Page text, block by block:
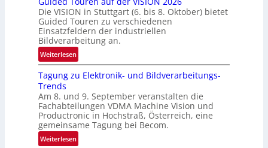
z
t
e
M
ö
g
l
c
h
k
e
i
ü
c
k
k
e
h
e
r
i
n
V
Die VISION in Stuttgart (6. bis 8. Oktober) bietet
Guided Touren zu verschiedenen
Einsatzfeldern der industriellen
Bildverarbeitung an.
Weiterlesen:
G
u
d
e
d
T
o
Tagung zu Elektronik- und Bildverarbeitungs-
Trends
Am 8. und 9. September veranstalten die
Fachabteilungen VDMA Machine Vision und
Productronic in Hochstraß, Österreich, eine
gemeinsame Tagung bei Becom.
Weiterlesen: